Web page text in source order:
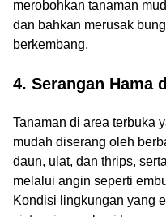
merobohkan tanaman
dan bahkan merusak
berkembang.
4. Serangan Hama
Tanaman di area terbuka
mudah diserang oleh
daun, ulat, dan thrips,
melalui angin seperti
Kondisi lingkungan yang